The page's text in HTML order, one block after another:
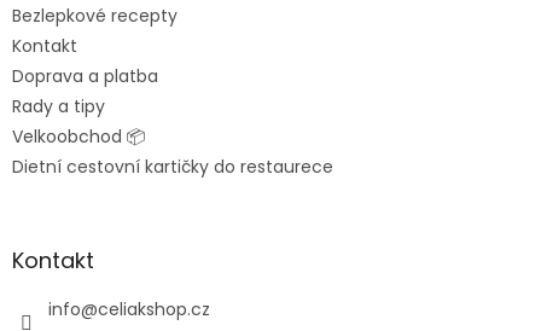
Bezlepkové recepty
Kontakt
Doprava a platba
Rady a tipy
Velkoobchod 📦
Dietní cestovní kartičky do restaurece
Kontakt
info@celiakshop.cz